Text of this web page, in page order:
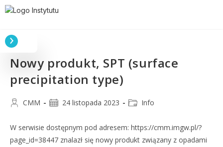
Nowy produkt, SPT (surface
precipitation type)
CMM 24 listopada 2023 Info
W serwisie dostępnym pod adresem: https://cmm.imgw.pl/?
page_id=38447 znalazł się nowy produkt związany z opadami